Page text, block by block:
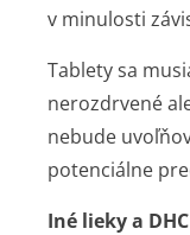
v minulosti
Tablety sa
nerozdrvené
nebude
potenciálne
Iné lieky a